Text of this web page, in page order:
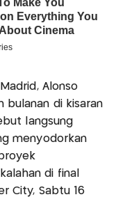
Alonso
di kisaran
langsung
menyodorkan
di final
City, Sabtu 16